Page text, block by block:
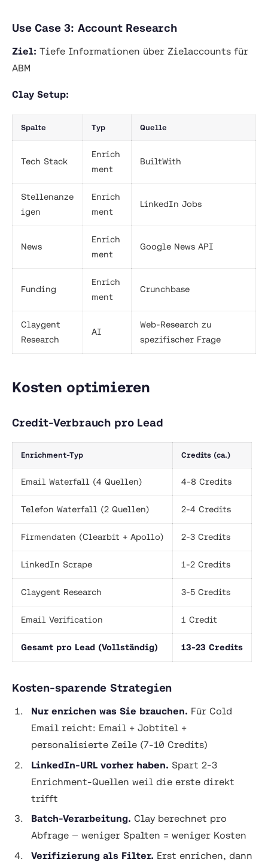
Use Case 3: Account Research
Ziel: Tiefe Informationen über Zielaccounts für
ABM
Clay Setup:
Spalte Typ Quelle
Tech Stack
Enrich
ment
BuiltWith
Stellenanze
igen
Enrich
ment
LinkedIn Jobs
News
Enrich
ment
Google News API
Funding
Enrich
ment
Crunchbase
Claygent
Research
AI
Web-Research zu
spezifischer Frage
Kosten optimieren
Credit-Verbrauch pro Lead
Enrichment-Typ Credits (ca.)
Email Waterfall (4 Quellen) 4-8 Credits
Telefon Waterfall (2 Quellen) 2-4 Credits
Firmendaten (Clearbit + Apollo) 2-3 Credits
LinkedIn Scrape 1-2 Credits
Claygent Research 3-5 Credits
Email Verification 1 Credit
Gesamt pro Lead (Vollständig) 13-23 Credits
Kosten-sparende Strategien
Nur enrichen was Sie brauchen. Für Cold
Email reicht: Email + Jobtitel +
personalisierte Zeile (7-10 Credits)
LinkedIn-URL vorher haben. Spart 2-3
Enrichment-Quellen weil die erste direkt
trifft
Batch-Verarbeitung. Clay berechnet pro
Abfrage — weniger Spalten = weniger Kosten
Verifizierung als Filter. Erst enrichen, dann